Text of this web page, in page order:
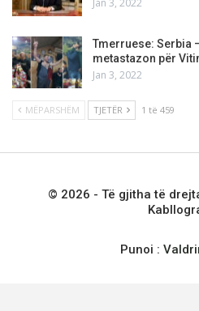
Jan 3, 2022
Tmerruese: Serbia
metastazon për
Jan 3, 2022
MËPARSHËM TJETËR 1 të 459
© 2026 - Të gjitha të
Punoi :